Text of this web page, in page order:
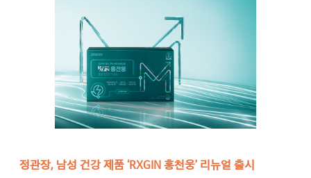
정관장, 남성 건강 제품 ‘RXGIN 홍천웅’ 리뉴얼 출시